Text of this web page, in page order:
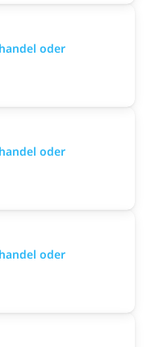
oder
oder
oder